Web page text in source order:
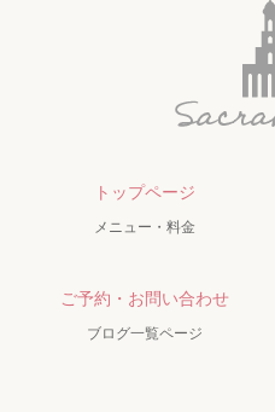
トップページ
メニュー・料金
ご予約・お問い合わせ
ブログ一覧ページ